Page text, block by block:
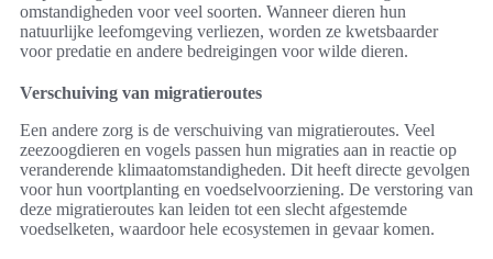
omstandigheden voor veel soorten. Wanneer dieren hun
natuurlijke leefomgeving verliezen, worden ze kwetsbaarder
voor predatie en andere bedreigingen voor wilde dieren.
Verschuiving van migratieroutes
Een andere zorg is de verschuiving van migratieroutes. Veel
zeezoogdieren en vogels passen hun migraties aan in reactie op
veranderende klimaatomstandigheden. Dit heeft directe gevolgen
voor hun voortplanting en voedselvoorziening. De verstoring van
deze migratieroutes kan leiden tot een slecht afgestemde
voedselketen, waardoor hele ecosystemen in gevaar komen.